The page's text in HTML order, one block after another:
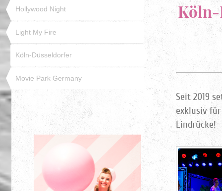
Seit 2019
exklusiv
Eindrücke!
Hollywood Night
Light My Fire
Köln-Düsseldorfer
Movie Park Germany